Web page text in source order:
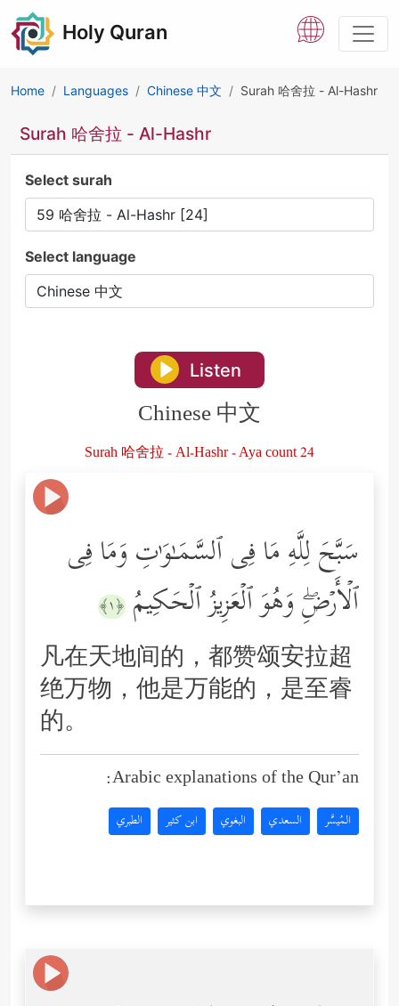
Holy Quran
Home Languages Chinese 中文 Surah 哈舍拉 - Al-Hashr
Surah 哈舍拉 - Al-Hashr
Select surah
Select language
Listen
Chinese 中文
Surah 哈舍拉 - Al-Hashr - Aya count 24
سَبَّحَ لِلَّهِ مَا فِی ٱلسَّمَـٰوَ ٰ⁠تِ وَمَا فِی
ٱلۡأَرۡضِۖ وَهُوَ ٱلۡعَزِیزُ ٱلۡحَكِیمُ ﴿١﴾
凡在天地间的，都赞颂安拉超
绝万物，他是万能的，是至睿
的。
Arabic explanations of the Qur’an:
المُيسَّر السعدي البغوي ابن كثير الطبري